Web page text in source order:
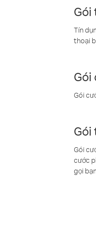
Gói
Tín
thoại
Gói
Gói
Gói
cước
gọi